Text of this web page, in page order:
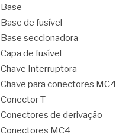
Base
Base de fusível
Base seccionadora
Capa de fusível
Chave Interruptora
Chave para conectores MC4
Conector T
Conectores de derivação
Conectores MC4